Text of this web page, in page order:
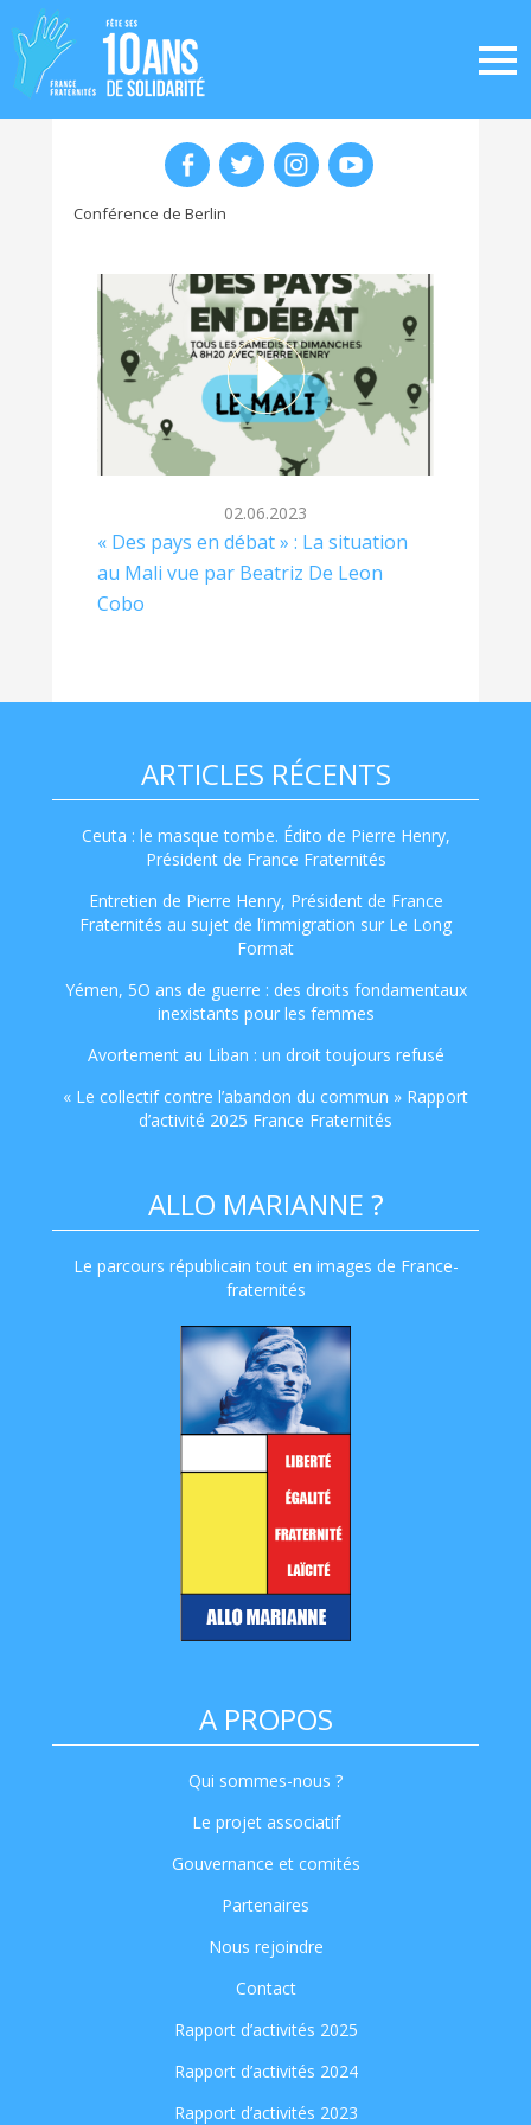
Conférence de Berlin
02.06.2023
« Des pays en débat » : La situation
au Mali vue par Beatriz De Leon
Cobo
ARTICLES RÉCENTS
Ceuta : le masque tombe. Édito de Pierre Henry,
Président de France Fraternités
Entretien de Pierre Henry, Président de France
Fraternités au sujet de l’immigration sur Le Long
Format
Yémen, 5O ans de guerre : des droits fondamentaux
inexistants pour les femmes
Avortement au Liban : un droit toujours refusé
« Le collectif contre l’abandon du commun » Rapport
d’activité 2025 France Fraternités
ALLO MARIANNE ?
Le parcours républicain tout en images de France-
fraternités
A PROPOS
Qui sommes-nous ?
Le projet associatif
Gouvernance et comités
Partenaires
Nous rejoindre
Contact
Rapport d’activités 2025
Rapport d’activités 2024
Rapport d’activités 2023